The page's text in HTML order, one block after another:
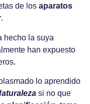
de los aparatos
.
hecho la suya
han expuesto
lo aprendido
si no que